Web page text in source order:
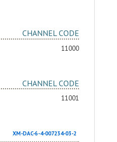
CHANNEL CODE
11000
CHANNEL CODE
11001
XM-DAC-6-4-007234-03-2